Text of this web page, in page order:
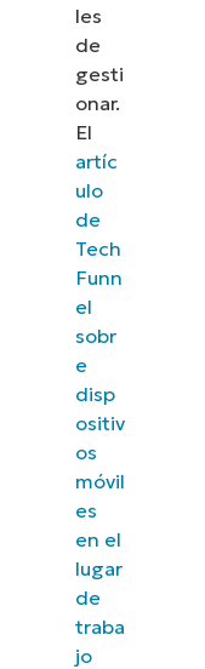
les
de
gesti
onar.
El
artíc
ulo
de
Tech
Funn
el
sobr
e
disp
ositiv
os
móvil
es
en el
lugar
de
traba
jo